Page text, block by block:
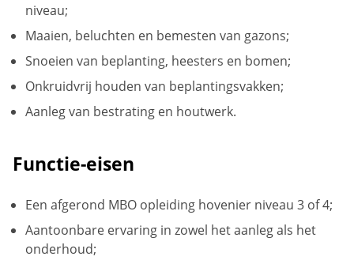
niveau;
Maaien, beluchten en bemesten van gazons;
Snoeien van beplanting, heesters en bomen;
Onkruidvrij houden van beplantingsvakken;
Aanleg van bestrating en houtwerk.
Functie-eisen
Een afgerond MBO opleiding hovenier niveau 3 of 4;
Aantoonbare ervaring in zowel het aanleg als het
onderhoud;